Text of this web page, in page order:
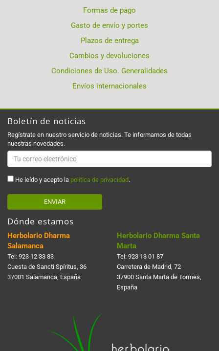
Formas de pago
Gasto de envío y portes
Plazos de entrega
Cambios y devoluciones
Condiciones de Uso. Generalidades
Envíos internacionales
Boletín de noticias
Regístrate en nuestro servicio de noticias. Te informamos de todas
nuestras novedades.
He leído y acepto la política de privacidad.
ENVIAR
Dónde estamos
Herbolario Dharma
Salamanca
Tel: 923 12 33 83
Cuesta de Sancti Spí­ritus, 36
37001 Salamanca, España
Herbolario Dharma Santa
Marta
Tel: 923 13 01 87
Carretera de Madrid, 72
37900 Santa Marta de Tormes,
España